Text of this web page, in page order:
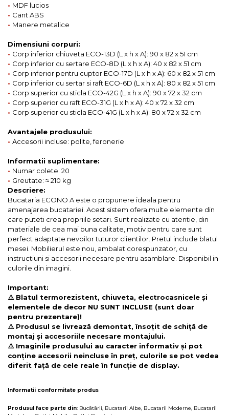
• MDF lucios
• Cant ABS
• Manere metalice
Dimensiuni corpuri:
• Corp inferior chiuveta ECO-13D (L x h x A): 90 x 82 x 51 cm
• Corp inferior cu sertare ECO-8D (L x h x A): 40 x 82 x 51 cm
• Corp inferior pentru cuptor ECO-17D (L x h x A): 60 x 82 x 51 cm
• Corp inferior cu sertar si raft ECO-6D (L x h x A): 80 x 82 x 51 cm
• Corp superior cu sticla ECO-42G (L x h x A): 90 x 72 x 32 cm
• Corp superior cu raft ECO-31G (L x h x A): 40 x 72 x 32 cm
• Corp superior cu sticla ECO-41G (L x h x A): 80 x 72 x 32 cm
Avantajele produsului:
• Accesorii incluse: polite, feronerie
Informatii suplimentare:
• Numar colete: 20
• Greutate: ≈ 210 kg
Descriere:
Bucataria ECONO A este o propunere ideala pentru
amenajarea bucatariei. Acest sistem ofera multe elemente din
care puteti crea propriile setari. Sunt realizate cu atentie, din
materiale de cea mai buna calitate, motiv pentru care sunt
perfect adaptate nevoilor tuturor clientilor. Pretul include blatul
mesei. Mobilierul este nou, ambalat corespunzator, cu
instructiuni si accesorii necesare pentru asamblare. Disponibil in
culorile din imagini.
Important:
⚠️ Blatul termorezistent, chiuveta, electrocasnicele și
elementele de decor NU SUNT INCLUSE (sunt doar
pentru prezentare)!
⚠️ Produsul se livrează demontat, însoțit de schiță de
montaj și accesoriile necesare montajului.
⚠️ Imaginile produsului au caracter informativ și pot
conține accesorii neincluse în preț, culorile se pot vedea
diferit față de cele reale în funcție de display.
Informatii conformitate produs
Produsul face parte din: Bucătării, Bucatarii Albe, Bucatarii Moderne, Bucatarii